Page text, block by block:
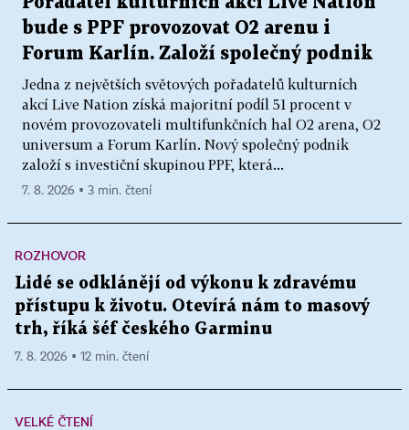
bude s PPF provozovat O2 arenu i
Forum Karlín. Založí společný podnik
Jedna z největších světových pořadatelů kulturních
akcí Live Nation získá majoritní podíl 51 procent v
novém provozovateli multifunkčních hal O2 arena, O2
universum a Forum Karlín. Nový společný podnik
založí s investiční skupinou PPF, která...
7. 8. 2026 ▪ 3 min. čtení
ROZHOVOR
Lidé se odklánějí od výkonu k zdravému
přístupu k životu. Otevírá nám to masový
trh, říká šéf českého Garminu
7. 8. 2026 ▪ 12 min. čtení
VELKÉ ČTENÍ